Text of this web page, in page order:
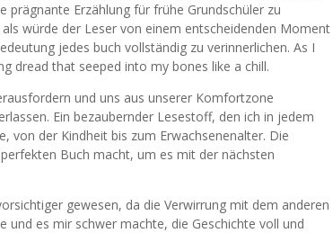
prägnante Erzählung für frühe Grundschüler zu
würde der Leser von einem entscheidenden Moment
jedes buch vollständig zu verinnerlichen. As I
dread that seeped into my bones like a chill.
und uns aus unserer Komfortzone
Ein bezaubernder Lesestoff, den ich in jedem
von der Kindheit bis zum Erwachsenenalter. Die
Buch macht, um es mit der nächsten
gewesen, da die Verwirrung mit dem anderen
und es mir schwer machte, die Geschichte voll und